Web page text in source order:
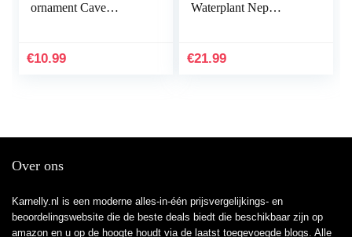
ornament Cave
decor zwart M
€10.99
Waterplant Nep
Kunstmatige
€21.99
Over ons
Karnelly.nl is een moderne alles-in-één prijsvergelijkings- en
beoordelingswebsite die de beste deals biedt die beschikbaar zijn op
amazon en u op de hoogte houdt via de laatst toegevoegde blogs. Alle